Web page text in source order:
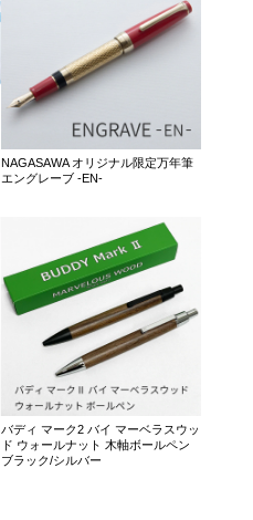
NAGASAWA オリジナル限定万年筆
エングレーブ -EN-
バディ マーク2 バイ マーベラスウッ
ド ウォールナット 木軸ボールペン
ブラック/シルバー